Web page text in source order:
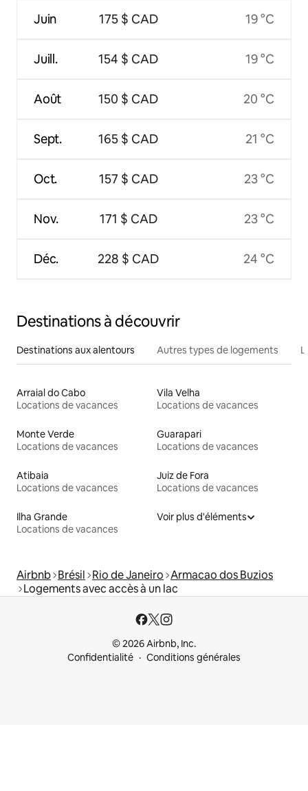
Juin
Juill.
Août
Sept.
Oct.
Nov.
Déc.
175 $ CAD
154 $ CAD
150 $ CAD
165 $ CAD
157 $ CAD
171 $ CAD
228 $ CAD
19 °C
19 °C
20 °C
21 °C
23 °C
23 °C
24 °C
Destinations à découvrir
Destinations aux alentours Autres types de logements
Arraial do Cabo
Locations de vacances
Vila Velha
Locations de vacances
Monte Verde
Locations de vacances
Guarapari
Locations de vacances
Atibaia
Locations de vacances
Juiz de Fora
Locations de vacances
Ilha Grande
Locations de vacances
Voir plus d'éléments
Airbnb Brésil Rio de Janeiro Armacao dos Buzios
Logements avec accès à un lac
© 2026 Airbnb, Inc.
Confidentialité
Conditions générales